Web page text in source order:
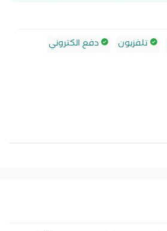
تلفزيون دفع الكتروني